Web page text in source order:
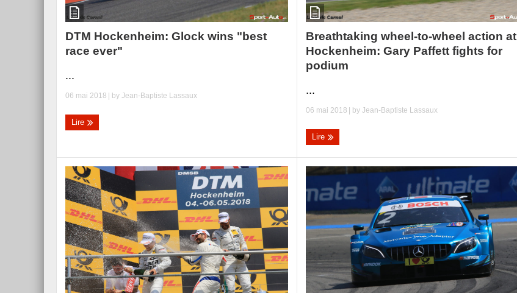
DTM Hockenheim: Glock wins "best
race ever"
...
06 mai 2018 | by Jean-Baptiste Lassaux
Lire
Breathtaking wheel-to-wheel action at
Hockenheim: Gary Paffett fights for
podium
...
06 mai 2018 | byJean-Baptiste Lassaux
Lire